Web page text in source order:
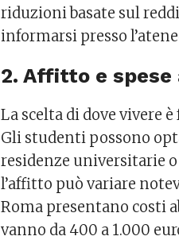
riduzioni basate sul
informarsi presso
2. Affitto e
La scelta di dove vivere
Gli studenti possono
residenze universitarie
l’affitto può variare
Roma presentano costi
vanno da 400 a 1.000